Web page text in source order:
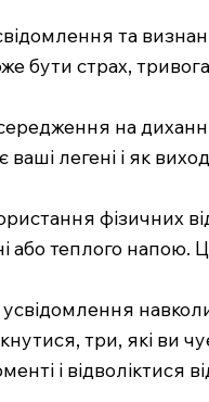
та
бути страх,
на
ваші легені і як
фізичних
або теплого напою.
три, які ви
і відволіктися